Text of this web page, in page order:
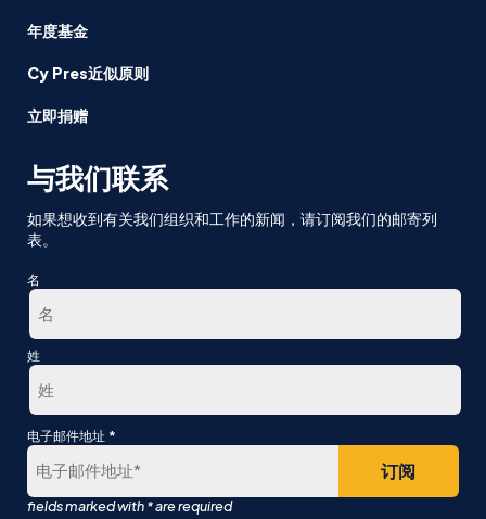
年度基金
Cy Pres近似原则
立即捐赠
与我们联系
如果想收到有关我们组织和工作的新闻，请订阅我们的邮寄列
表。
名
第
姓
最
后
电子邮件地址 *